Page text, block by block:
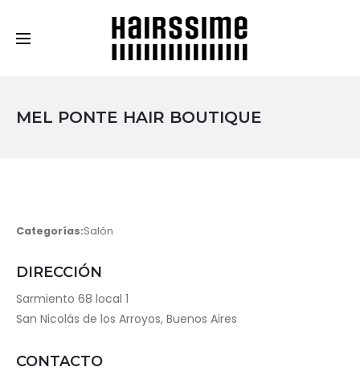
MEL PONTE HAIR BOUTIQUE
Categorías:Salón
DIRECCIÓN
Sarmiento 68 local 1
San Nicolás de los Arroyos, Buenos Aires
CONTACTO